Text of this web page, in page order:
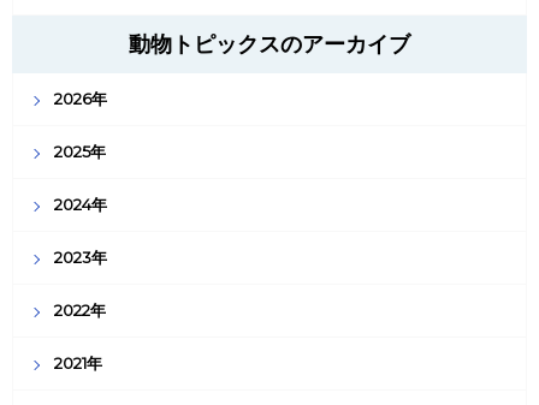
動物トピックスのアーカイブ
2026年
2025年
2024年
2023年
2022年
2021年